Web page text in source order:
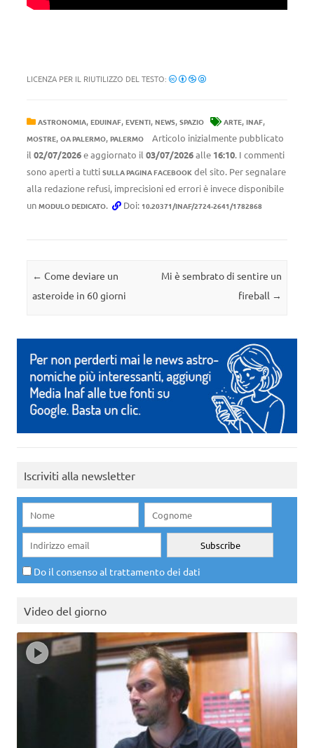
LICENZA PER IL RIUTILIZZO DEL TESTO:
ASTRONOMIA, EDUINAF, EVENTI, NEWS, SPAZIO ARTE, INAF,
MOSTRE, OA PALERMO, PALERMO
Articolo inizialmente pubblicato
il 02/07/2026e aggiornato il 03/07/2026alle 16:10. I commenti
sono aperti a tutti SULLA PAGINA FACEBOOK del sito. Per segnalare
alla redazione refusi, imprecisioni ed errori è invece disponibile
un MODULO DEDICATO. Doi: 10.20371/INAF/2724-2641/1782868
Navigazione articolo
← Come deviare un
asteroide in 60 giorni
Mi è sembrato di sentire un
fireball →
Iscriviti alla newsletter
Do il consenso al trattamento dei dati
Video del giorno